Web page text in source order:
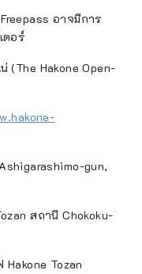
อาจมีการ
ตอร์
(The Hakone Open-
gun,
สถานี Chokoku-
Tozan